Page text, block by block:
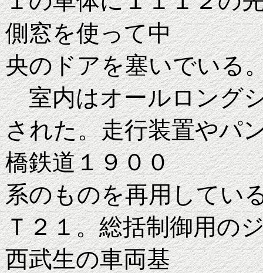
側窓を使って中
央のドアを塞いでいる
室内はオールロングシ
された。走行装置やパ
橋鉄道１９００
系のものを再用してい
Ｔ２１。総括制御用の
西武生の車両基